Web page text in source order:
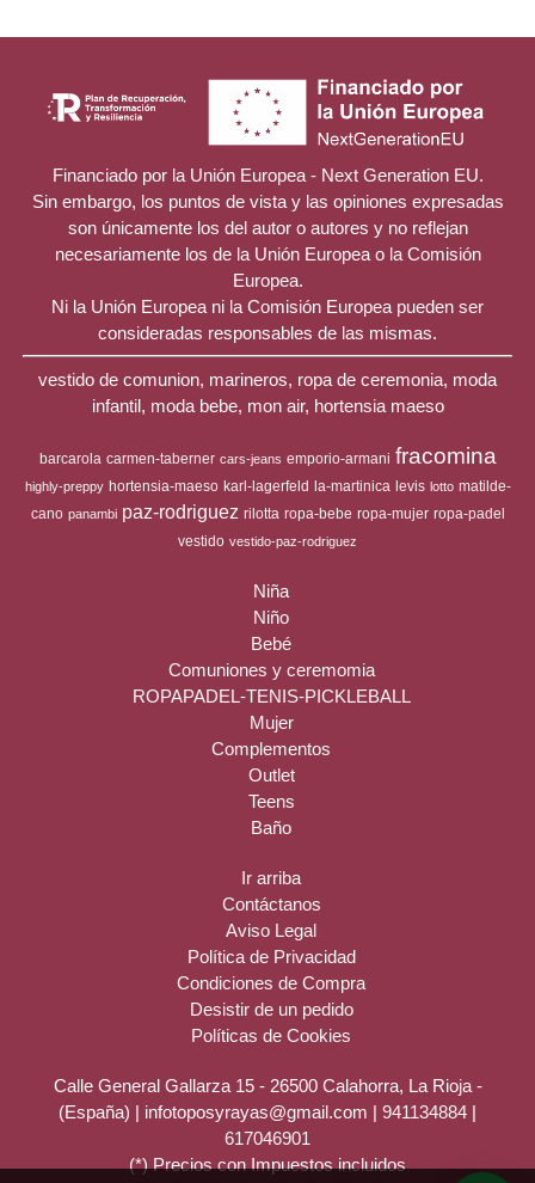
Financiado por la Unión Europea - Next Generation EU.
Sin embargo, los puntos de vista y las opiniones expresadas
son únicamente los del autor o autores y no reflejan
necesariamente los de la Unión Europea o la Comisión
Europea.
Ni la Unión Europea ni la Comisión Europea pueden ser
consideradas responsables de las mismas.
vestido de comunion, marineros, ropa de ceremonia, moda
infantil, moda bebe, mon air, hortensia maeso
barcarola carmen-taberner cars-jeans emporio-armani fracomina
highly-preppy hortensia-maeso karl-lagerfeld la-martinica levis lotto matilde-
cano panambi paz-rodriguez rilotta ropa-bebe ropa-mujer ropa-padel
vestido vestido-paz-rodriguez
Niña
Niño
Bebé
Comuniones y ceremomia
ROPAPADEL-TENIS-PICKLEBALL
Mujer
Complementos
Outlet
Teens
Baño
Ir arriba
Contáctanos
Aviso Legal
Política de Privacidad
Condiciones de Compra
Desistir de un pedido
Políticas de Cookies
Calle General Gallarza 15 - 26500 Calahorra, La Rioja -
(España) | infotoposyrayas@gmail.com | 941134884 |
617046901
(*) Precios con Impuestos incluidos